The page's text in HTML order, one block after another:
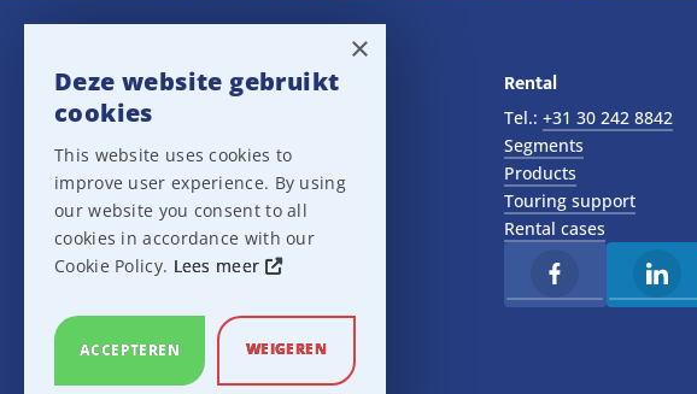
Navigatie
About us
Het team
Support
Sitemap
Cookie Settings
Rental
Tel.: +31 30 242 8842
Segments
Products
Touring support
Rental cases
×
Deze website gebruikt
cookies
This website uses cookies to
improve user experience. By using
our website you consent to all
cookies in accordance with our
Cookie Policy. Lees meer
ACCEPTEREN WEIGEREN